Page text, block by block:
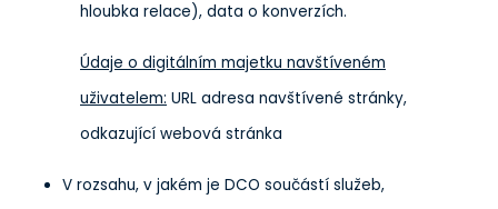
hloubka relace), data o konverzích.
Údaje o digitálním majetku navštíveném
uživatelem: URL adresa navštívené stránky,
odkazující webová stránka
V rozsahu, v jakém je DCO součástí služeb,